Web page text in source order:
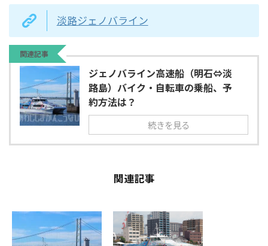
淡路ジェノバライン
関連記事
ジェノバライン高速船（明石⇔淡
路島）バイク・自転車の乗船、予
約方法は？
続きを見る
関連記事